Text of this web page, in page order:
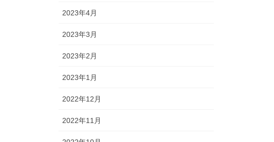
2023年4月
2023年3月
2023年2月
2023年1月
2022年12月
2022年11月